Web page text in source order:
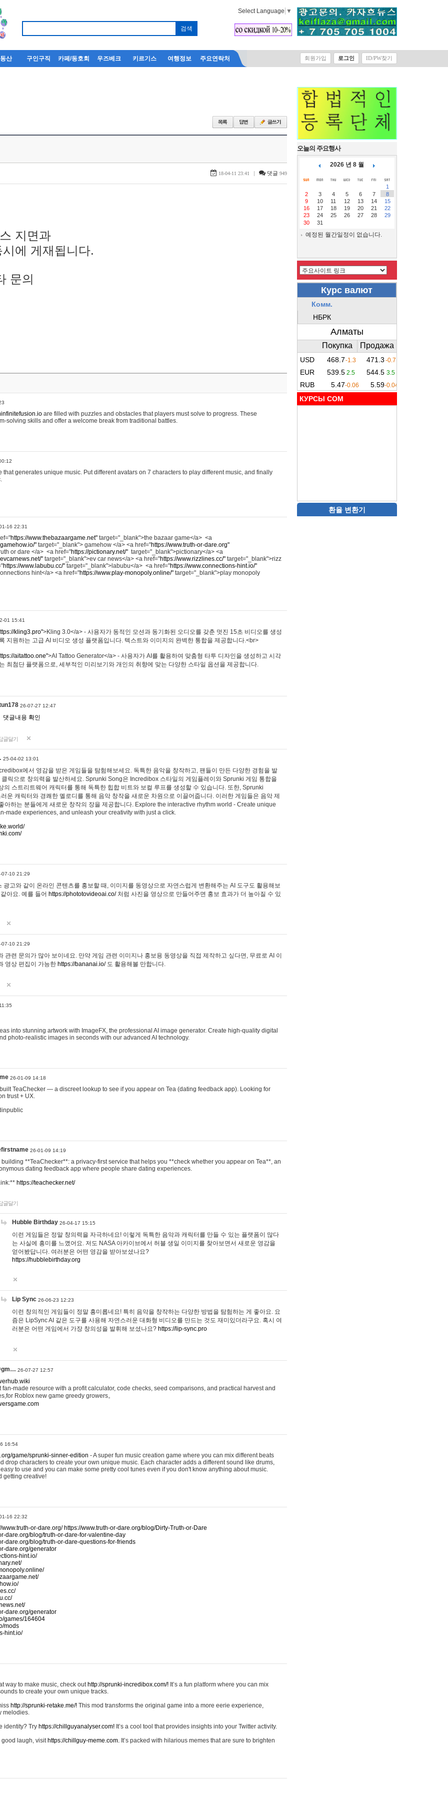
Select Language ▼
산 구인구직 카페/동호회 우즈베크 키르기스 여행정보 주요연락처 회원가입 로그인 ID/PW찾기
18-04-11 23:41 | 댓글 949
지면과
에 게재됩니다.
문의
are filled with puzzles and obstacles that players must solve to progress. These
solving skills and offer a welcome break from traditional battles.
that generates unique music. Put different avatars on 7 characters to play different music, and finally
16 22:31
https://www.thebazaargame.net" target="_blank">the bazaar game</a> <a
" target="_blank"> gamehow </a> <a href="https://www.truth-or-dare.org"
or dare </a> <a href="https://pictionary.net/" target="_blank">pictionary</a> <a
" target="_blank">ev car news</a> <a href="https://www.rizzlines.cc/" target="_blank">rizz
https://www.labubu.cc/" target="_blank">labubu</a> <a href="https://www.connections-hint.io/"
hint</a> <a href="https://www.play-monopoly.online/" target="_blank">play monopoly
01 15:41
kling3.pro">Kling 3.0</a> - 사용자가 동적인 모션과 동기화된 오디오를 갖춘 멋진 15초 비디오를 생성
지원하는 고급 AI 비디오 생성 플랫폼입니다. 텍스트와 이미지의 완벽한 통합을 제공합니다.<br>
aitattoo.one">AI Tattoo Generator</a> - 사용자가 AI를 활용하여 맞춤형 타투 디자인을 생성하고 시각
최첨단 플랫폼으로, 세부적인 미리보기와 개인의 취향에 맞는 다양한 스타일 옵션을 제공합니다.
26-07-27 12:47
댓글내용 확인
글달기
25-04-02 13:01
에서 영감을 받은 게임들을 탐험해보세요. 독특한 음악을 창작하고, 팬들이 만든 다양한 경험을 발
클릭으로 창의력을 발산하세요. Sprunki Song은 Incredibox 스타일의 게임플레이와 Sprunki 게임 통합을
의 스트리트웨어 캐릭터를 통해 독특한 힙합 비트와 보컬 루프를 생성할 수 있습니다. 또한, Sprunki
운 캐릭터와 경쾌한 멜로디를 통해 음악 창작을 새로운 차원으로 이끌어줍니다. 이러한 게임들은 음악 제
아하는 분들에게 새로운 창작의 장을 제공합니다. Explore the interactive rhythm world - Create unique
made experiences, and unleash your creativity with just a click.
07-10 21:29
광고와 같이 온라인 콘텐츠를 홍보할 때, 이미지를 동영상으로 자연스럽게 변환해주는 AI 도구도 활용해보
아요. 예를 들어 https://phototovideoai.co/처럼 사진을 영상으로 만들어주면 홍보 효과가 더 높아질 수 있
07-10 21:29
관련 문의가 많아 보이네요. 만약 게임 관련 이미지나 홍보용 동영상을 직접 제작하고 싶다면, 무료로 AI 이
영상 편집이 가능한 https://bananai.io/도 활용해볼 만합니다.
into stunning artwork with ImageFX, the professional AI image generator. Create high-quality digital
photo-realistic images in seconds with our advanced AI technology.
26-01-09 14:18
TeaChecker — a discreet lookup to see if you appear on Tea (dating feedback app). Looking for
trust + UX.
26-01-09 14:19
building **TeaChecker**: a privacy-first service that helps you **check whether you appear on Tea**, an
dating feedback app where people share dating experiences.
https://teachecker.net/
글달기
Hubble Birthday 26-04-17 15:15
이런 게임들은 정말 창의력을 자극하네요! 이렇게 독특한 음악과 캐릭터를 만들 수 있는 플랫폼이 많다
는 사실에 흥미를 느꼈어요. 저도 NASA 아카이브에서 허블 생일 이미지를 찾아보면서 새로운 영감을
얻어봤답니다. 여러분은 어떤 영감을 받아보셨나요?
https://hubblebirthday.org
Lip Sync 26-06-23 12:23
이런 창의적인 게임들이 정말 흥미롭네요! 특히 음악을 창작하는 다양한 방법을 탐험하는 게 좋아요. 요
즘은 LipSync AI 같은 도구를 사용해 자연스러운 대화형 비디오를 만드는 것도 재미있더라구요. 혹시 여
러분은 어떤 게임에서 가장 창의성을 발휘해 보셨나요? https://lip-sync.pro
26-07-27 12:57
made resource with a profit calculator, code checks, seed comparisons, and practical harvest and
Roblox new game greedy growers。
16:54
game/sprunki-sinner-edition - A super fun music creation game where you can mix different beats
drop characters to create your own unique music. Each character adds a different sound like drums,
to use and you can make some pretty cool tunes even if you don't know anything about music.
getting creative!
16 22:32
www.truth-or-dare.org/ https://www.truth-or-dare.org/blog/Dirty-Truth-or-Dare
dare.org/blog/truth-or-dare-for-valentine-day
dare.org/blog/truth-or-dare-questions-for-friends
dare.org/generator
hint.io/
dare.org/generator
games/164604
mods
hint.io/
way to make music, check out http://sprunki-incredibox.com/! It’s a fun platform where you can mix
to create your own unique tracks.
http://sprunki-retake.me/! This mod transforms the original game into a more eerie experience,
melodies.
identity? Try https://chillguyanalyser.com! It’s a cool tool that provides insights into your Twitter activity.
good laugh, visit https://chillguy-meme.com. It’s packed with hilarious memes that are sure to brighten
오늘의 주요행사
2026 년 8 월
1
2
3 4 5 6 7
8
9
10 11 12 13 14
15
16
17 18 19 20 21
22
23
24 25 26 27 28
29
30
31
예정된 월간일정이 없습니다.
КУРСЫ COM
환율 변환기